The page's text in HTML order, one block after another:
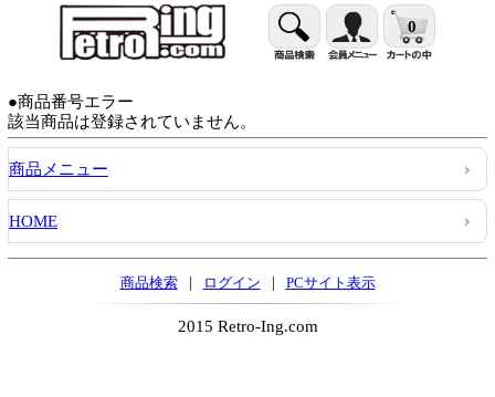
0
●商品番号エラー
該当商品は登録されていません。
商品メニュー
HOME
商品検索 | ログイン | PCサイト表示
2015 Retro-Ing.com